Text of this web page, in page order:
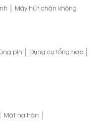
| Máy hút chân không
pin | Dụng cụ tổng hợp |
| Mặt nạ hàn |